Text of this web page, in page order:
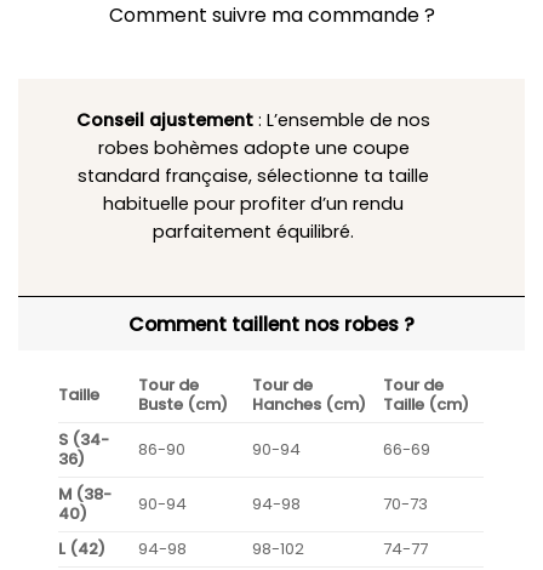
Comment suivre ma commande ?
Conseil ajustement : L’ensemble de nos
robes bohèmes adopte une coupe
standard française, sélectionne ta taille
habituelle pour profiter d’un rendu
parfaitement équilibré.
Comment taillent nos robes ?
Taille
Tour de
Buste (cm)
Tour de
Hanches (cm)
Tour de
Taille (cm)
S (34-
36)
86-90 90-94
66-69
M (38-
40)
90-94 94-98
70-73
L (42)
94-98 98-102
74-77